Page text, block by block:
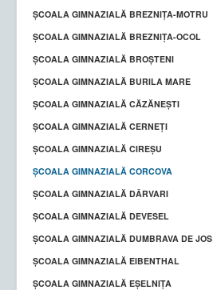
ȘCOALA GIMNAZIALĂ BREZNIȚA-MOTRU
ȘCOALA GIMNAZIALĂ BREZNIȚA-OCOL
ȘCOALA GIMNAZIALĂ BROȘTENI
ȘCOALA GIMNAZIALĂ BURILA MARE
ȘCOALA GIMNAZIALĂ CĂZĂNEȘTI
ŞCOALA GIMNAZIALĂ CERNEŢI
ȘCOALA GIMNAZIALĂ CIREȘU
ȘCOALA GIMNAZIALĂ CORCOVA
ȘCOALA GIMNAZIALĂ DÂRVARI
ȘCOALA GIMNAZIALĂ DEVESEL
ȘCOALA GIMNAZIALĂ DUMBRAVA DE JOS
ȘCOALA GIMNAZIALĂ EIBENTHAL
ȘCOALA GIMNAZIALĂ EȘELNIȚA